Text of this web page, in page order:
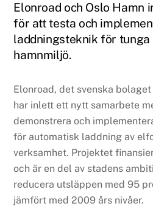
Elonroad och Oslo Hamn
för att testa och
laddningsteknik för tunga
hamnmiljö.
Elonroad, det svenska
har inlett ett nytt samarbete
demonstrera och
för automatisk laddning av
verksamhet. Projektet
och är en del av stadens
reducera utsläppen med 95
jämfört med 2009 års nivåer.